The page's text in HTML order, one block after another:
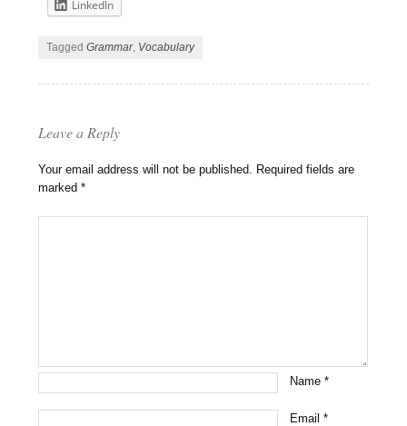
LinkedIn
TaggedGrammar, Vocabulary
Leave a Reply
Your email address will not be published. Required fields are
marked*
Name*
Email*